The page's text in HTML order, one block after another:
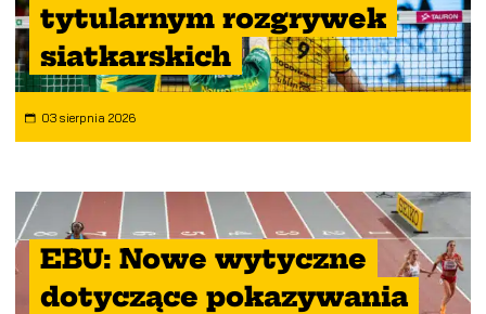
tytularnym rozgrywek
siatkarskich
03 sierpnia 2026
EBU: Nowe wytyczne
dotyczące pokazywania